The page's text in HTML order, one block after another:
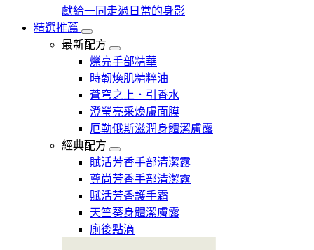
獻給一同走過日常的身影
精選推薦
最新配方
爍亮手部精華
時韌煥肌精粹油
蒼穹之上．引香水
澄瑩亮采煥膚面膜
厄勒俄斯滋潤身體潔膚露
經典配方
賦活芳香手部清潔露
尊尚芳香手部清潔露
賦活芳香護手霜
天竺葵身體潔膚露
廁後點滴